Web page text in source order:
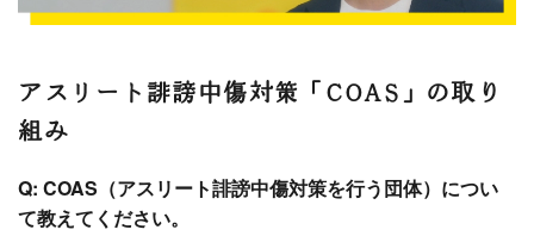
アスリート誹謗中傷対策「COAS」の取り
組み
Q: COAS（アスリート誹謗中傷対策を行う団体）につい
て教えてください。